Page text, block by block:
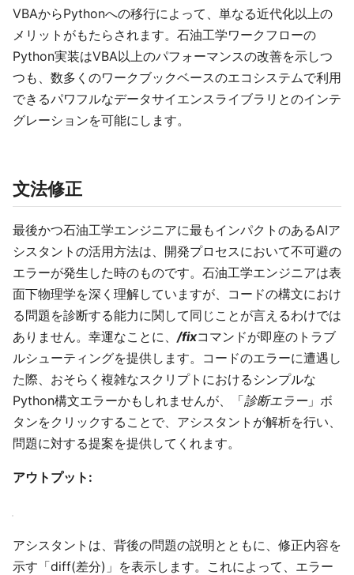
VBAからPythonへの移行によって、単なる近代化以上の
メリットがもたらされます。石油工学ワークフローの
Python実装はVBA以上のパフォーマンスの改善を示しつ
つも、数多くのワークブックベースのエコシステムで利用
できるパワフルなデータサイエンスライブラリとのインテ
グレーションを可能にします。
文法修正
最後かつ石油工学エンジニアに最もインパクトのあるAIア
シスタントの活用方法は、開発プロセスにおいて不可避の
エラーが発生した時のものです。石油工学エンジニアは表
面下物理学を深く理解していますが、コードの構文におけ
る問題を診断する能力に関して同じことが言えるわけでは
ありません。幸運なことに、 /fixコマンドが即座のトラブ
ルシューティングを提供します。コードのエラーに遭遇し
た際、おそらく複雑なスクリプトにおけるシンプルな
Python構文エラーかもしれませんが、「診断エラー」ボ
タンをクリックすることで、アシスタントが解析を行い、
問題に対する提案を提供してくれます。
アウトプット:
アシスタントは、背後の問題の説明とともに、修正内容を
示す「diff(差分)」を表示します。これによって、エラー